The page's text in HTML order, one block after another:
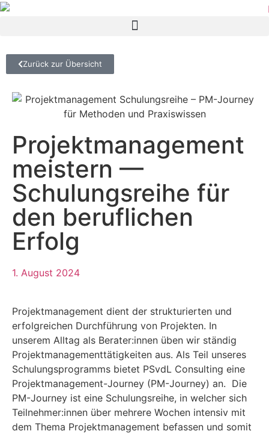
Zurück zur Übersicht
Projektmanagement
meistern —
Schulungsreihe für
den beruflichen
Erfolg
1. August 2024
Projektmanagement dient der strukturierten und
erfolgreichen Durchführung von Projekten. In
unserem Alltag als Berater:innen üben wir ständig
Projektmanagementtätigkeiten aus. Als Teil unseres
Schulungsprogramms bietet PSvdL Consulting eine
Projektmanagement-Journey (PM-Journey) an. Die
PM-Journey ist eine Schulungsreihe, in welcher sich
Teilnehmer:innen über mehrere Wochen intensiv mit
dem Thema Projektmanagement befassen und somit